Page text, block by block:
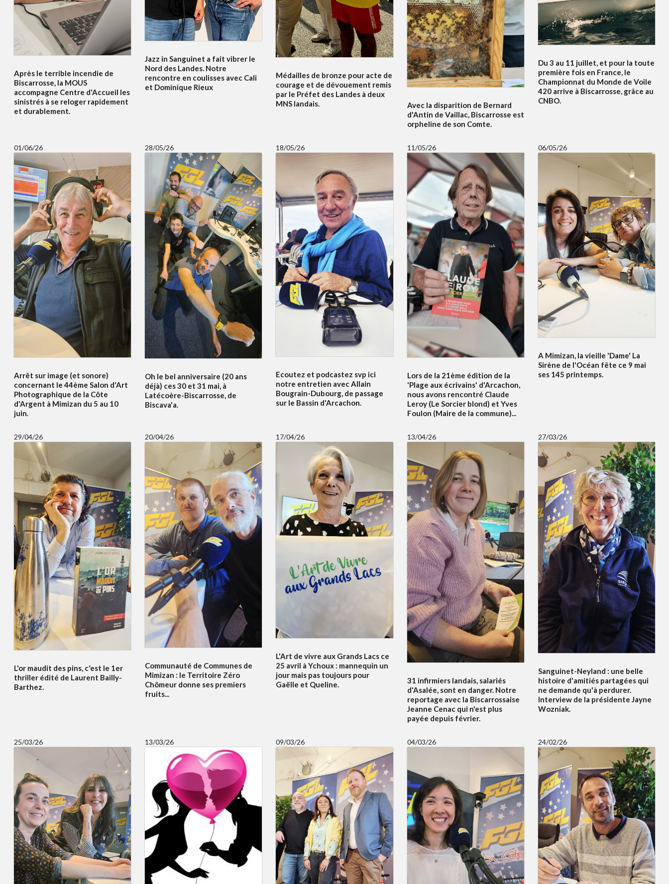
Après le terrible incendie de
Biscarrosse, la MOUS
accompagne Centre d'Accueil les
sinistrés à se reloger rapidement
et durablement.
Jazz in Sanguinet a fait vibrer le
Nord des Landes. Notre
rencontre en coulisses avec Cali
et Dominique Rieux
Médailles de bronze pour acte de
courage et de dévouement remis
par le Préfet des Landes à deux
MNS landais.
Avec la disparition de Bernard
d'Antin de Vaillac, Biscarrosse est
orpheline de son Comte.
Du 3 au 11 juillet, et pour la toute
première fois en France, le
Championnat du Monde de Voile
420 arrive à Biscarrosse, grâce au
CNBO.
01/06/26
Arrêt sur image (et sonore)
concernant le 44ème Salon d'Art
Photographique de la Côte
d'Argent à Mimizan du 5 au 10
juin.
28/05/26
Oh le bel anniversaire (20 ans
déjà) ces 30 et 31 mai, à
Latécoère-Biscarrosse, de
Biscava'a.
18/05/26
Ecoutez et podcastez svp ici
notre entretien avec Allain
Bougrain-Dubourg, de passage
sur le Bassin d'Arcachon.
11/05/26
Lors de la 21ème édition de la
'Plage aux écrivains' d'Arcachon,
nous avons rencontré Claude
Leroy (Le Sorcier blond) et Yves
Foulon (Maire de la commune)...
06/05/26
A Mimizan, la vieille 'Dame' La
Sirène de l'Océan fête ce 9 mai
ses 145 printemps.
29/04/26
L'or maudit des pins, c'est le 1er
thriller édité de Laurent Bailly-
Barthez.
20/04/26
Communauté de Communes de
Mimizan : le Territoire Zéro
Chômeur donne ses premiers
fruits...
17/04/26
L'Art de vivre aux Grands Lacs ce
25 avril à Ychoux : mannequin un
jour mais pas toujours pour
Gaëlle et Queline.
13/04/26
31 infirmiers landais, salariés
d'Asalée, sont en danger. Notre
reportage avec la Biscarrossaise
Jeanne Cenac qui n'est plus
payée depuis février.
27/03/26
Sanguinet-Neyland : une belle
histoire d'amitiés partagées qui
ne demande qu'à perdurer.
Interview de la présidente Jayne
Wozniak.
25/03/26 13/03/26 09/03/26 04/03/26 24/02/26